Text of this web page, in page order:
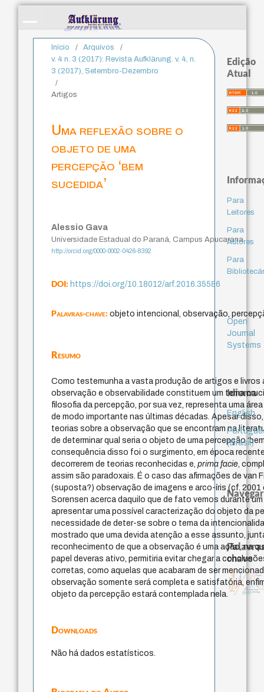
Início / Arquivos
/
v. 4 n. 3 (2017): Revista Aufklärung. v. 4, n.
3 (2017), Setembro-Dezembro
/
Artigos
Uma reflexão sobre o
objeto de uma
percepção ‘bem
sucedida’
Alessio Gava
Universidade Estadual do Paraná, Campus Apucarana
http://orcid.org/0000-0002-0426-8392
DOI:https://doi.org/10.18012/arf.2016.35586
Palavras-chave:objeto intencional, observação,
Resumo
Como testemunha a vasta produção de artigos e
observação e observabilidade constituem um tema
filosofia da percepção, por sua vez, representa uma
de modo importante nas últimas décadas. Apesar
teorias sobre a observação que se encontram na
de determinar qual seria o objeto de uma percepção
consequência disso foi o surgimento, em época
decorrerem de teorias reconhecidas e,prima facie,
assim são paradoxais. É o caso das afirmações de van
(suposta?) observação de imagens e arco-íris (cf. 2001
Sorensen acerca daquilo que de fato vemos durante
apresentar uma possível caracterização do objeto da
necessidade de deter-se sobre o tema da
mostrado que uma devida atenção a esse assunto,
reconhecimento de que a observação é uma ação, na
papel deveras ativo, permitiria evitar chegar a
corretas, como aquelas que acabaram de ser
observação somente será completa e satisfatória,
objeto da percepção estará contemplada nela.
Downloads
Não há dados estatísticos.
Edição
Atual
Para
Leitores
Para
Autores
Para
Open
Journal
Systems
Idioma
English
(Brasil)
Navegar
chave
immanuel kant
japanese education thoughts
gosto juízo
sensus communis formação
education ideology
redução
mulher popper
falseabilidade
carnap constituição
totalização nome
igualdade de gênero
judaísmo
coletividade
ren
ética.
yi
li
sentido